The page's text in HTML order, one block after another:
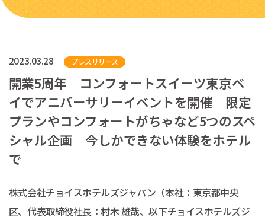
2023.03.28 プレスリリース
開業5周年 コンフォートスイーツ東京ベ
イでアニバーサリーイベントを開催 限定
プランやコンフォートがちゃなど5つのスペ
シャル企画 今しかできない体験をホテル
で
株式会社チョイスホテルズジャパン（本社：東京都中央
区、代表取締役社長：村木 雄哉、以下チョイスホテルズジ